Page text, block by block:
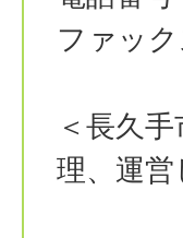
ファッ
＜長久
理、運営